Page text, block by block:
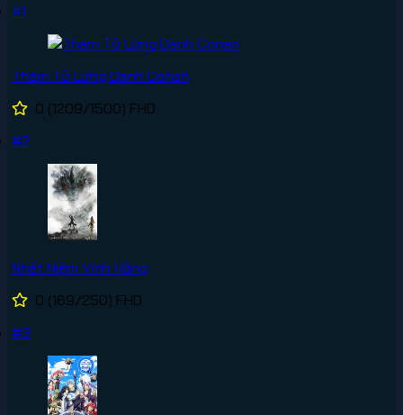
#1
Thám Tử Lừng Danh Conan
0 (1209/1500) FHD
#2
Nhất Niệm Vĩnh Hằng
0 (169/250) FHD
#3